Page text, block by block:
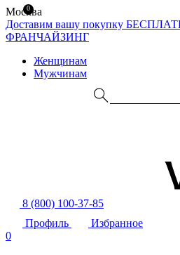
Москва
Доставим вашу покупку
ФРАНЧАЙЗИНГ
Женщинам
Мужчинам
8 (800) 100-37-85
Профиль
Избранное
0
0